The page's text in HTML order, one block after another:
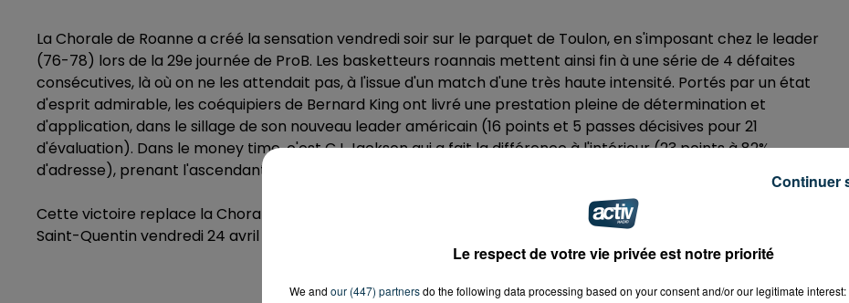
La Chorale de Roanne a créé la sensation vendredi soir sur le parquet de Toulon, en s'imposant chez le leader
(76-78) lors de la 29e journée de ProB. Les basketteurs roannais mettent ainsi fin à une série de 4 défaites
consécutives, là où on ne les attendait pas, à l'issue d'un match d'une très haute intensité. Portés par un état
d'esprit admirable, les coéquipiers de Bernard King ont livré une prestation pleine de détermination et
d'application, dans le sillage de son nouveau leader américain (16 points et 5 passes décisives pour 21
d'évaluation). Dans le money time, c'est CJ Jackson qui a fait la différence à l'intérieur (23 points à 82%
d'adresse), prenant l'ascendant sur le "baby Shaq" du HTV, Davante Gardner (18 pts).
Cette victoire replace la Chorale à la 8e place à 5 journées de la fin de la saison régulière, avant de recevoir
Saint-Quentin vendredi 24 avril à la Halle.
Le respect de votre vie privée est notre priorité
We and our (447) partnersdo the following data processing based on your consent and/or our legitimate
Continuer